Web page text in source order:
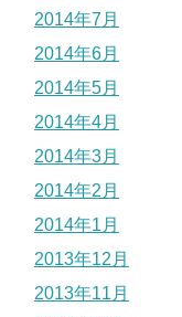
2014年7月
2014年6月
2014年5月
2014年4月
2014年3月
2014年2月
2014年1月
2013年12月
2013年11月